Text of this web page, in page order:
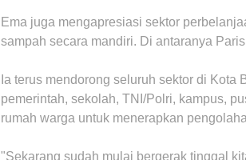
Ema juga mengapresiasi sektor
sampah secara mandiri. Di antaranya
Ia terus mendorong seluruh sektor di Kota
pemerintah, sekolah, TNI/Polri, kampus,
rumah warga untuk menerapkan
"Sekarang sudah mulai bergerak tinggal